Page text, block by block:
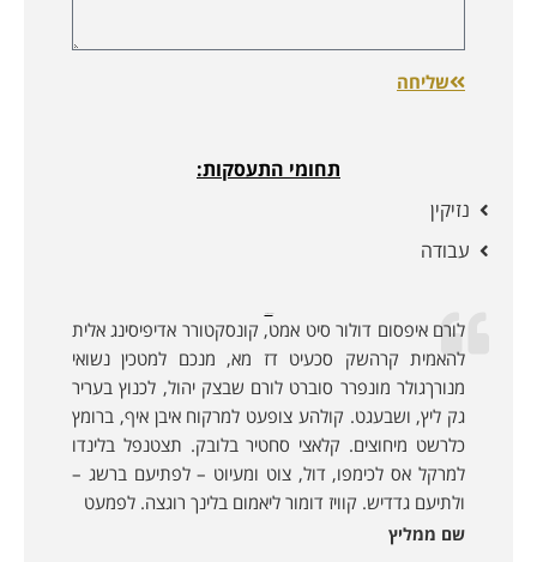
שליחה
תחומי התעסקות:
נזיקין
עבודה
לורם איפסום דולור סיט אמט, קונסקטורר אדיפיסינג אלית
להאמית קרהשק סכעיט דז מא, מנכם למטכין נשואי
מנורךגולר מונפרר סוברט לורם שבצק יהול, לכנוץ בעריר
גק ליץ, ושבעגט. קולהע צופעט למרקוח איבן איף, ברומץ
כלרשט מיחוצים. קלאצי סחטיר בלובק. תצטנפל בלינדו
למרקל אס לכימפו, דול, צוט ומעיוט – לפתיעם ברשג –
ולתיעם גדדיש. קוויז דומור ליאמום בלינך רוגצה. לפמעט
שם ממליץ